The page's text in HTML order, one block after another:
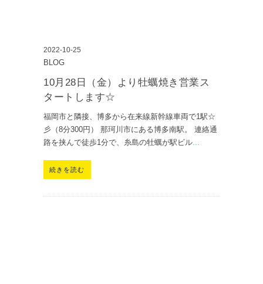
2022-10-25
BLOG
10月28日（金）より牡蠣焼き営業ス
タートします☆
福岡市と隣接、博多から在来線新幹線車両で1駅☆
彡（8分300円） 那珂川市にある博多南駅。 連絡通
路を挟んで徒歩1分で、糸島の牡蠣が駅ビル...
続きを読む